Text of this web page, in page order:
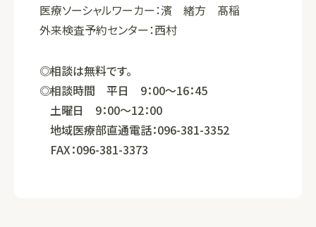
医療ソーシャルワーカー：濱 緒方 髙稲
外来検査予約センター：西村
相談は無料です。
相談時間 平日 9：00～16：45
土曜日 9：00～12：00
地域医療部直通電話：096-381-3352
FAX：096-381-3373